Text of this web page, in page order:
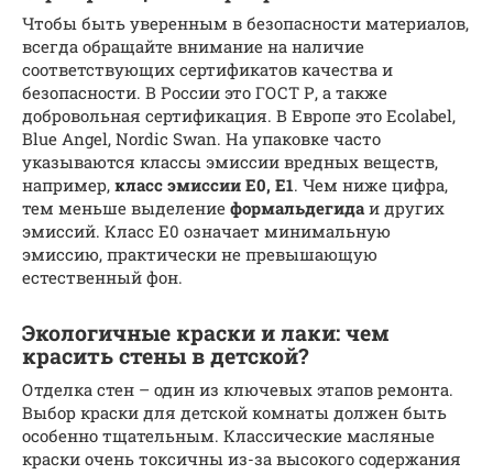
Чтобы быть уверенным в безопасности материалов,
всегда обращайте внимание на наличие
соответствующих сертификатов качества и
безопасности. В России это ГОСТ Р, а также
добровольная сертификация. В Европе это Ecolabel,
Blue Angel, Nordic Swan. На упаковке часто
указываются классы эмиссии вредных веществ,
например, класс эмиссии E0, E1. Чем ниже цифра,
тем меньше выделение формальдегидаи других
эмиссий. Класс Е0 означает минимальную
эмиссию, практически не превышающую
естественный фон.
Экологичные краски и лаки: чем
красить стены в детской?
Отделка стен – один из ключевых этапов ремонта.
Выбор краски для детской комнаты должен быть
особенно тщательным. Классические масляные
краски очень токсичны из-за высокого содержания